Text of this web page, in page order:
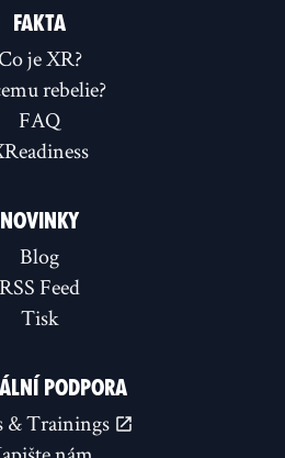
FAKTA
je XR?
rebelie?
FAQ
NOVINKY
Blog
RSS Feed
Tisk
PODPORA
& Trainings